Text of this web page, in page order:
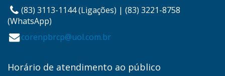
(83) 3113-1144 (Ligações) | (83) 3221-8758
(WhatsApp)
corenpbrcp@uol.com.br
Horário de atendimento ao público